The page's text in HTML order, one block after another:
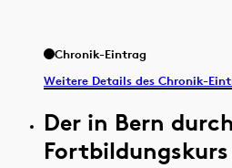
Chronik-Eintrag
Weitere Details des Chronik-
Der in Bern